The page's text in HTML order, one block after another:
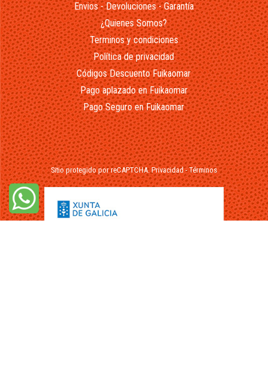
Envios - Devoluciones - Garantía
¿Quienes Somos?
Terminos y condiciones
Política de privacidad
Códigos Descuento Fuikaomar
Pago aplazado en Fuikaomar
Pago Seguro en Fuikaomar
Sitio protegido por reCAPTCHA.Privacidad-Términos